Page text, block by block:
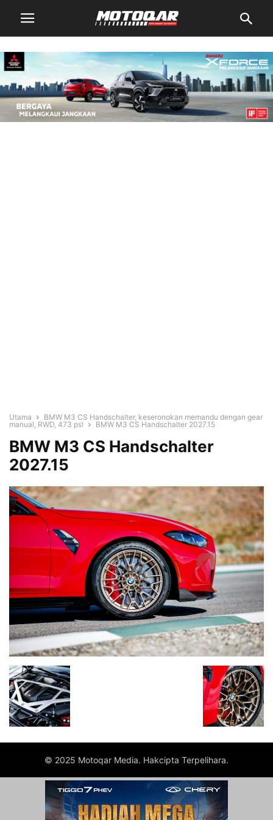
Utama
BMW M3 CS Handschalter, keseronokan memandu dengan gear
manual, RWD, 473 ps!
BMW M3 CS Handschalter 2027.15
BMW M3 CS Handschalter
2027.15
© 2025 Motoqar Media. Hakcipta Terpelihara.